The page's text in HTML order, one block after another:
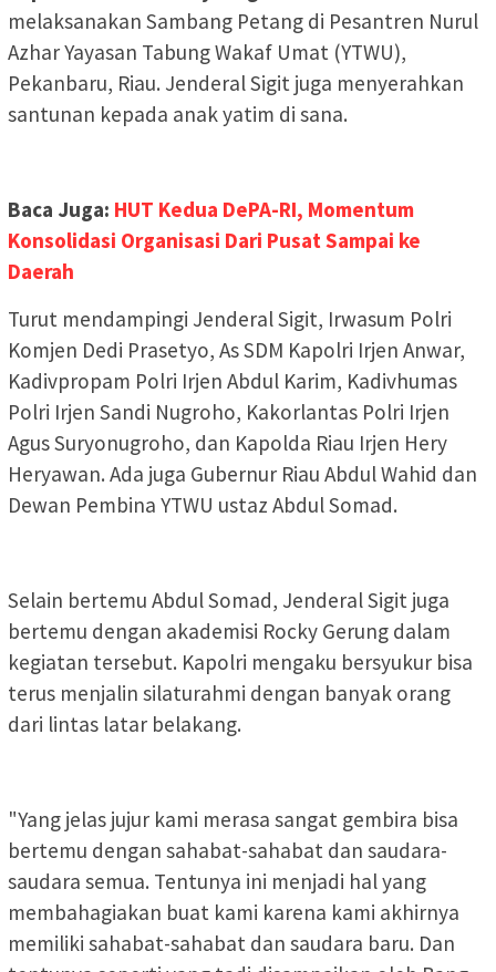
melaksanakan Sambang Petang di Pesantren Nurul
Azhar Yayasan Tabung Wakaf Umat (YTWU),
Pekanbaru, Riau. Jenderal Sigit juga menyerahkan
santunan kepada anak yatim di sana.
Baca Juga: HUT Kedua DePA-RI, Momentum
Konsolidasi Organisasi Dari Pusat Sampai ke
Daerah
Turut mendampingi Jenderal Sigit, Irwasum Polri
Komjen Dedi Prasetyo, As SDM Kapolri Irjen Anwar,
Kadivpropam Polri Irjen Abdul Karim, Kadivhumas
Polri Irjen Sandi Nugroho, Kakorlantas Polri Irjen
Agus Suryonugroho, dan Kapolda Riau Irjen Hery
Heryawan. Ada juga Gubernur Riau Abdul Wahid dan
Dewan Pembina YTWU ustaz Abdul Somad.
Selain bertemu Abdul Somad, Jenderal Sigit juga
bertemu dengan akademisi Rocky Gerung dalam
kegiatan tersebut. Kapolri mengaku bersyukur bisa
terus menjalin silaturahmi dengan banyak orang
dari lintas latar belakang.
"Yang jelas jujur kami merasa sangat gembira bisa
bertemu dengan sahabat-sahabat dan saudara-
saudara semua. Tentunya ini menjadi hal yang
membahagiakan buat kami karena kami akhirnya
memiliki sahabat-sahabat dan saudara baru. Dan